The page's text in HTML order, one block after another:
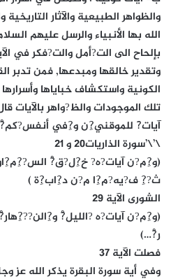
والظواهر الطبيعية والآثار
الله بها الأنبياء والرسل عليهم
بإلحاح الى الت?أمل والت?فكر في
وتقدير خالقها ومبدعها, فمن تدبر
الكونية واستكشاف خباياها
تلك الموجودات والظ?واهر بالآيات
آيات?َ للموقني?ِن و?ِفي
\’\’سورة الذاريات20 و 21
(و?ِم?ن آيات?ه? خ?ِل?ق?ْ
ث??ِ ف?يه?م?ِا م?ن د?ِاب?ِة )
الشورى الآية 29
(و?ِم?ن آيات?ه ?الليل?ْ
ر?ْ…)
فصلت الآية 37
وفي أية سورة البقرة يذكر الله عز